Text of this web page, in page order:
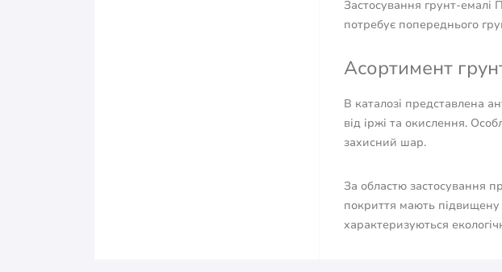
Застосування грунт-емалі
потребує попереднього
Асортимент
В каталозі представлена
від іржі та окислення.
захисний шар.
За областю застосування
покриття мають підвищену
характеризуються